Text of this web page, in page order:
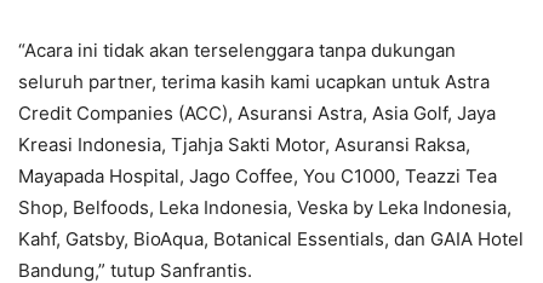
“Acara ini tidak akan terselenggara tanpa dukungan
seluruh partner, terima kasih kami ucapkan untuk Astra
Credit Companies (ACC), Asuransi Astra, Asia Golf, Jaya
Kreasi Indonesia, Tjahja Sakti Motor, Asuransi Raksa,
Mayapada Hospital, Jago Coffee, You C1000, Teazzi Tea
Shop, Belfoods, Leka Indonesia, Veska by Leka Indonesia,
Kahf, Gatsby, BioAqua, Botanical Essentials, dan GAIA Hotel
Bandung,” tutup Sanfrantis.